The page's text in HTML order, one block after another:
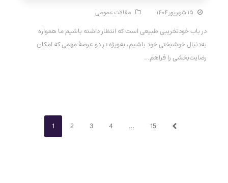
۱۵ شهریور ۱۴۰۴ مقالات عمومی
در باب خودتخریبی طبیعی است که انتظار داشته باشیم ما همواره
به‌دنبال خوشبختی خود باشیم، به‌ویژه در دو عرصهٔ مهمی که امکان
رضایت‌بخشی را فراهم…
Page1 Page
2 Page
3 Page
4 … Page
15